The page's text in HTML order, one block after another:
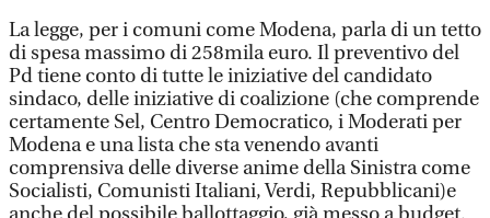
La legge, per i comuni come Modena, parla di un tetto
di spesa massimo di 258mila euro. Il preventivo del
Pd tiene conto di tutte le iniziative del candidato
sindaco, delle iniziative di coalizione (che comprende
certamente Sel, Centro Democratico, i Moderati per
Modena e una lista che sta venendo avanti
comprensiva delle diverse anime della Sinistra come
Socialisti, Comunisti Italiani, Verdi, Repubblicani)e